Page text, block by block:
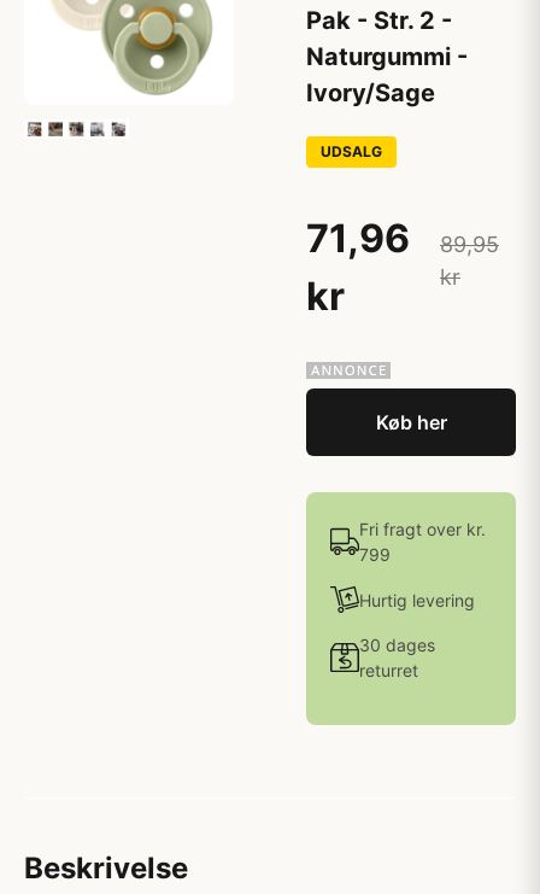
Pak - Str. 2 -
Naturgummi -
Ivory/Sage
UDSALG
71,96
kr
89,95
kr
Køb her
Fri fragt over kr.
799
Hurtig levering
30 dages
returret
Beskrivelse